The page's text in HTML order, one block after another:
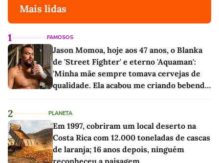
Mais lidas
1 FAMOSOS
Jason Momoa, hoje aos 47 anos, o Blanka
de 'Street Fighter' e eterno 'Aquaman':
'Minha mãe sempre tomava cervejas de
qualidade. Ela acabou me criando bebendo
2 PLANETA
Em 1997, cobriram um local deserto na
Costa Rica com 12.000 toneladas de cascas
de laranja; 16 anos depois, ninguém